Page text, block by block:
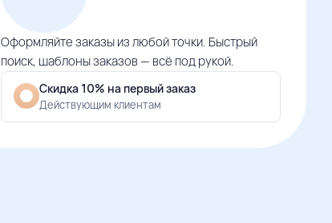
Оформляйте заказы из любой точки. Быстрый
поиск, шаблоны заказов — всё под рукой.
Скидка 10% на первый заказ
Действующим клиентам